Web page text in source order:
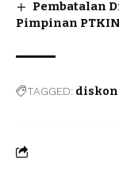
Pembatalan
Pimpinan
TAGGED: